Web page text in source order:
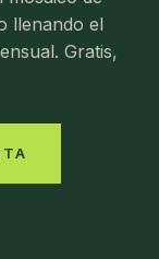
llenando el
Gratis,